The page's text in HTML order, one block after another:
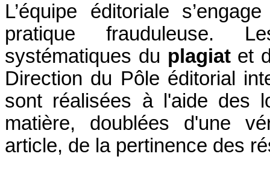
L’équipe éditoriale
pratique frauduleuse.
systématiques du plagiatet
Direction du Pôle éditorial
sont réalisées à l'aide des
matière, doublées d'une
article, de la pertinence des